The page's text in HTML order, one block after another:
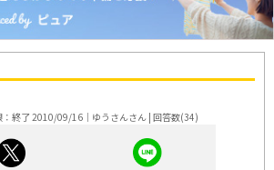
：終了 2010/09/16｜ゆうさんさん | 回答数(34)